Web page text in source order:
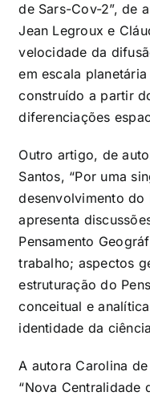
de Sars-Cov-2”, de
Jean Legroux e
velocidade da
em escala
construído a partir
diferenciações
Outro artigo, de
Santos, “Por uma
desenvolvimento do
apresenta
Pensamento
trabalho; aspectos
estruturação do
conceitual e
identidade da
A autora Carolina
“Nova Centralidade